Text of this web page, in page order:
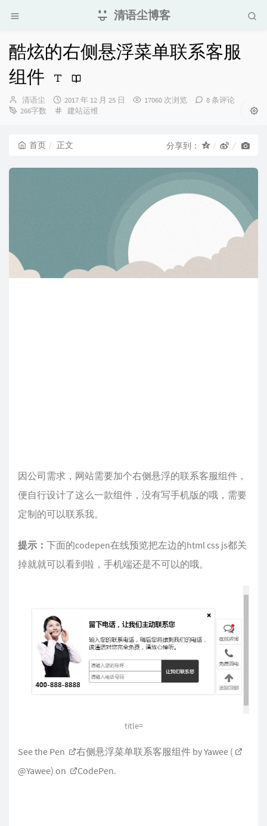
清语尘博客
酷炫的右侧悬浮菜单联系客服
组件
博
主：
清语尘
发
布
2017 年 12 月 25 日 17060 次浏览
8 条评论
266字数
分
建站运维
首页 正文 分享到：
因公司需求，网站需要加个右侧悬浮的联系客服组件，
便自行设计了这么一款组件，没有写手机版的哦，需要
定制的可以联系我。
提示： 下面的codepen在线预览把左边的html css js都关
掉就就可以看到啦，手机端还是不可以的哦。
title=
See the Pen 右侧悬浮菜单联系客服组件 by Yawee (
@Yawee) on CodePen.